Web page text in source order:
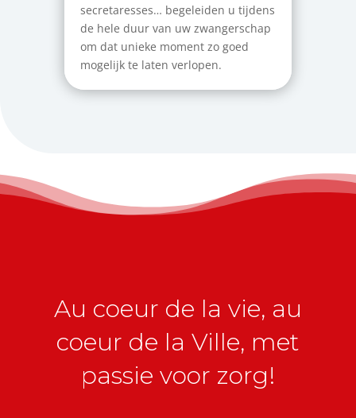
secretaresses… begeleiden u tijdens
de hele duur van uw zwangerschap
om dat unieke moment zo goed
mogelijk te laten verlopen.
Au coeur de la vie, au
coeur de la Ville, met
passie voor zorg!